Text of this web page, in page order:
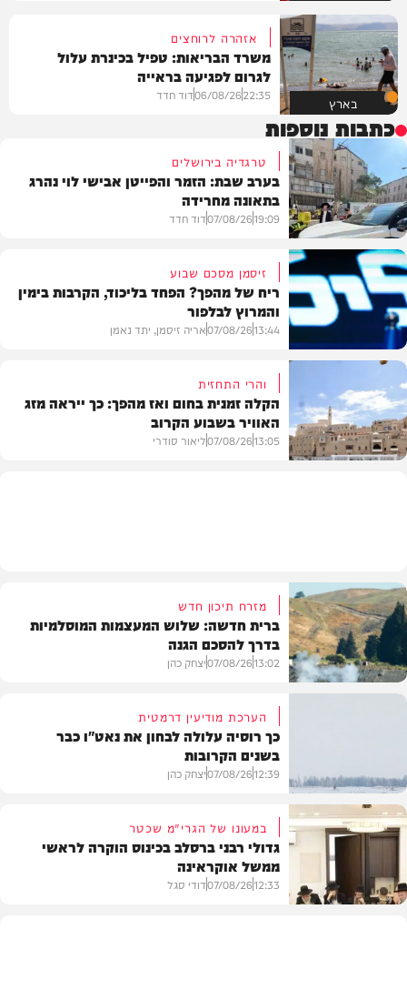
בארץ
אזהרה לרוחצים
משרד הבריאות: טפיל בכינרת עלול
לגרום לפגיעה בראייה
22:35
06/08/26דוד חדד
כתבות נוספות
בארץ
טרגדיה בירושלים
בערב שבת: הזמר והפייטן אבישי לוי נהרג
בתאונה מחרידה
19:09
07/08/26דוד חדד
פוליטי
זיסמן מסכם שבוע
ריח של מהפך? הפחד בליכוד, הקרבות בימין
והמרוץ לבלפור
13:44
07/08/26אריה זיסמן, יתד נאמן
והרי התחזית
הקלה זמנית בחום ואז מהפך: כך ייראה מזג
האוויר בשבוע הקרוב
13:05
07/08/26ליאור סודרי
מזרח תיכון חדש
ברית חדשה: שלוש המעצמות המוסלמיות
בדרך להסכם הגנה
13:02
07/08/26יצחק כהן
הערכת מודיעין דרמטית
כך רוסיה עלולה לבחון את נאט"ו כבר
בשנים הקרובות
12:39
07/08/26יצחק כהן
במעונו של הגרי"מ שכטר
גדולי רבני ברסלב בכינוס הוקרה לראשי
ממשל אוקראינה
12:33
07/08/26דודי סגל